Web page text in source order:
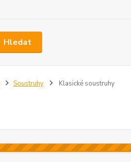
Hledat
Soustruhy Klasické soustruhy